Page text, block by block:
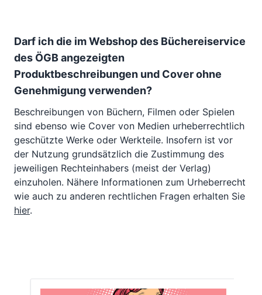
Darf ich die im Webshop des Büchereiservice
des ÖGB angezeigten
Produktbeschreibungen und Cover ohne
Genehmigung verwenden?
Beschreibungen von Büchern, Filmen oder Spielen
sind ebenso wie Cover von Medien urheberrechtlich
geschützte Werke oder Werkteile. Insofern ist vor
der Nutzung grundsätzlich die Zustimmung des
jeweiligen Rechteinhabers (meist der Verlag)
einzuholen. Nähere Informationen zum Urheberrecht
wie auch zu anderen rechtlichen Fragen erhalten Sie
hier.